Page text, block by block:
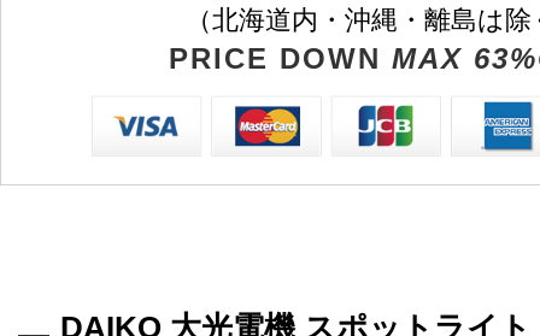
（北海道内・沖縄・離島は
PRICE DOWN MAX
DAIKO 大光電機 スポットライ